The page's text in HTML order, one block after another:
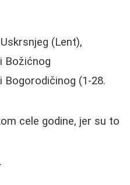
(Lent),
Božićnog
Bogorodičinog (1-28.
cele godine, jer su to
.